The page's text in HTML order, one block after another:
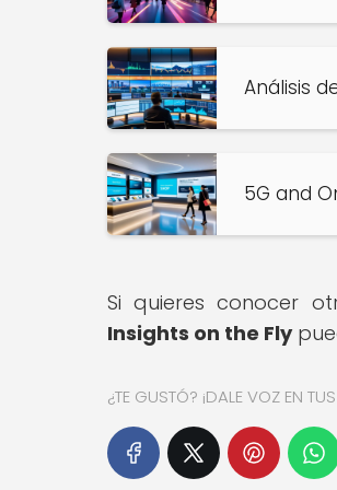
Análisis
5G and
Si quieres conocer
Insights on the Fly
¿TE GUSTÓ? ¡DALE VOZ EN